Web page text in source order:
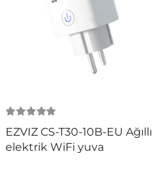
EZVIZ CS-T30-10B-EU Ağıllı
elektrik WiFi yuva